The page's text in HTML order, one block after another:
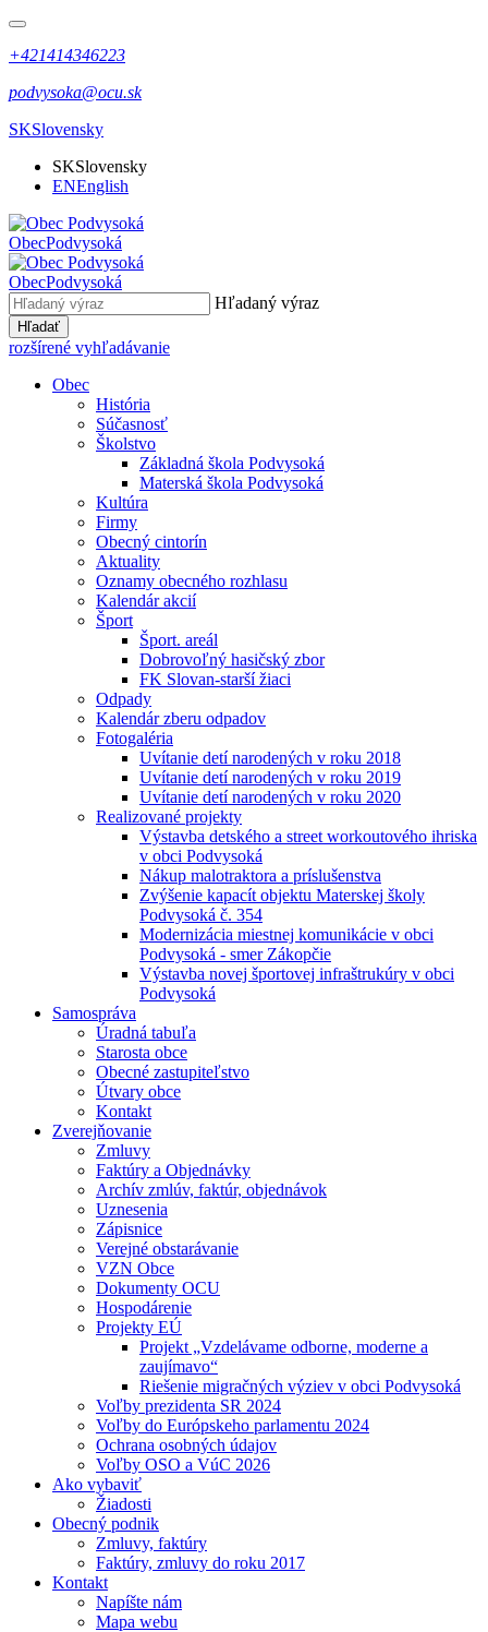
+421414346223
podvysoka@ocu.sk
SKSlovensky
SKSlovensky
ENEnglish
ObecPodvysoká
ObecPodvysoká
Hľadaný výraz
Hľadať
rozšírené vyhľadávanie
Obec
História
Súčasnosť
Školstvo
Základná škola Podvysoká
Materská škola Podvysoká
Kultúra
Firmy
Obecný cintorín
Aktuality
Oznamy obecného rozhlasu
Kalendár akcií
Šport
Šport. areál
Dobrovoľný hasičský zbor
FK Slovan-starší žiaci
Odpady
Kalendár zberu odpadov
Fotogaléria
Uvítanie detí narodených v roku 2018
Uvítanie detí narodených v roku 2019
Uvítanie detí narodených v roku 2020
Realizované projekty
Výstavba detského a street workoutového ihriska
v obci Podvysoká
Nákup malotraktora a príslušenstva
Zvýšenie kapacít objektu Materskej školy
Podvysoká č. 354
Modernizácia miestnej komunikácie v obci
Podvysoká - smer Zákopčie
Výstavba novej športovej infraštrukúry v obci
Podvysoká
Samospráva
Úradná tabuľa
Starosta obce
Obecné zastupiteľstvo
Útvary obce
Kontakt
Zverejňovanie
Zmluvy
Faktúry a Objednávky
Archív zmlúv, faktúr, objednávok
Uznesenia
Zápisnice
Verejné obstarávanie
VZN Obce
Dokumenty OCU
Hospodárenie
Projekty EÚ
Projekt „Vzdelávame odborne, moderne a
zaujímavo“
Riešenie migračných výziev v obci Podvysoká
Voľby prezidenta SR 2024
Voľby do Európskeho parlamentu 2024
Ochrana osobných údajov
Voľby OSO a VúC 2026
Ako vybaviť
Žiadosti
Obecný podnik
Zmluvy, faktúry
Faktúry, zmluvy do roku 2017
Kontakt
Napíšte nám
Mapa webu